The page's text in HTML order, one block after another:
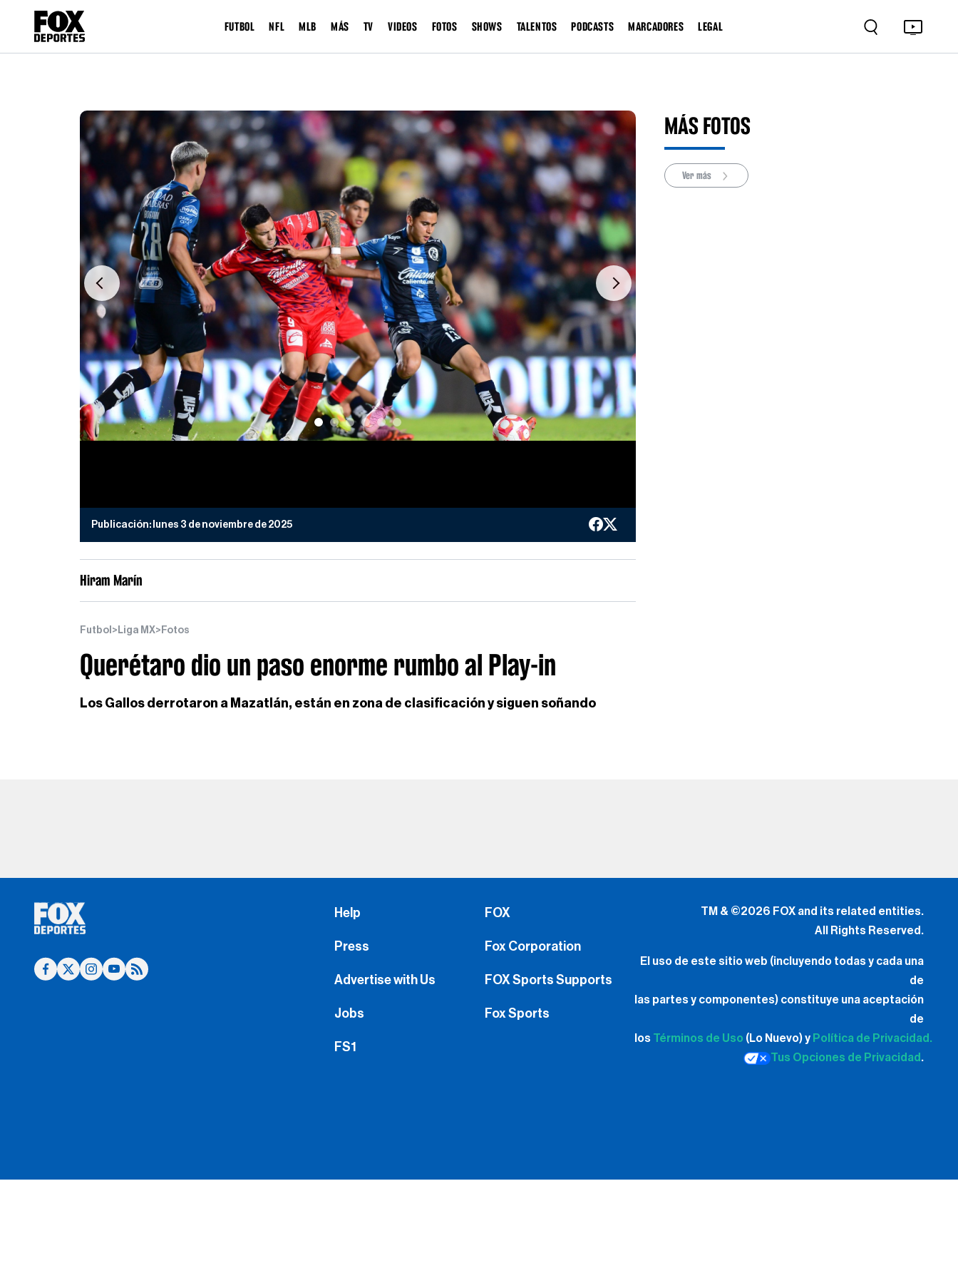
FUTBOL NFL MLB MÁS TV VIDEOS FOTOS SHOWS TALENTOS PODCASTS MARCADORES LEGAL
Previous Next
Publicación: lunes 3 de noviembre de 2025
Hiram Marín
Futbol > Liga MX> Fotos
Querétaro dio un paso enorme rumbo al Play-in
Los Gallos derrotaron a Mazatlán, están en zona de clasificación y siguen soñando
MÁS FOTOS
Ver más
Help
Press
Advertise with Us
Jobs
FS1
FOX
Fox Corporation
FOX Sports Supports
Fox Sports
TM & ©2026 FOX and its related entities.
All Rights Reserved.
El uso de este sitio web (incluyendo todas y cada una
de
las partes y componentes) constituye una aceptación
de
los Términos de Uso (Lo Nuevo) y Política de Privacidad.
Tus Opciones de Privacidad .